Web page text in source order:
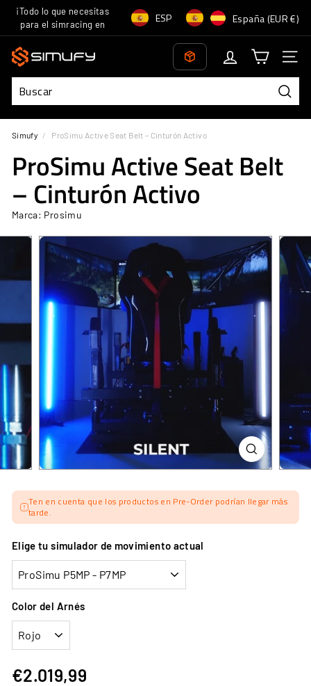
directamente
al
contenido
diapositivas
¡Todo lo que necesitas
para el simracing en
un solo lugar!
ESP MonedaEspaña (EUR €)
S
i
m
u
f
y
Simufy / ProSimu Active Seat Belt – Cinturón Activo
ProSimu Active Seat Belt
– Cinturón Activo
Marca: Prosimu
Ten en cuenta que los productos en Pre-Order podrían llegar más
tarde.
Elige tu simulador de movimiento actual
Color del Arnés
€2.019,99